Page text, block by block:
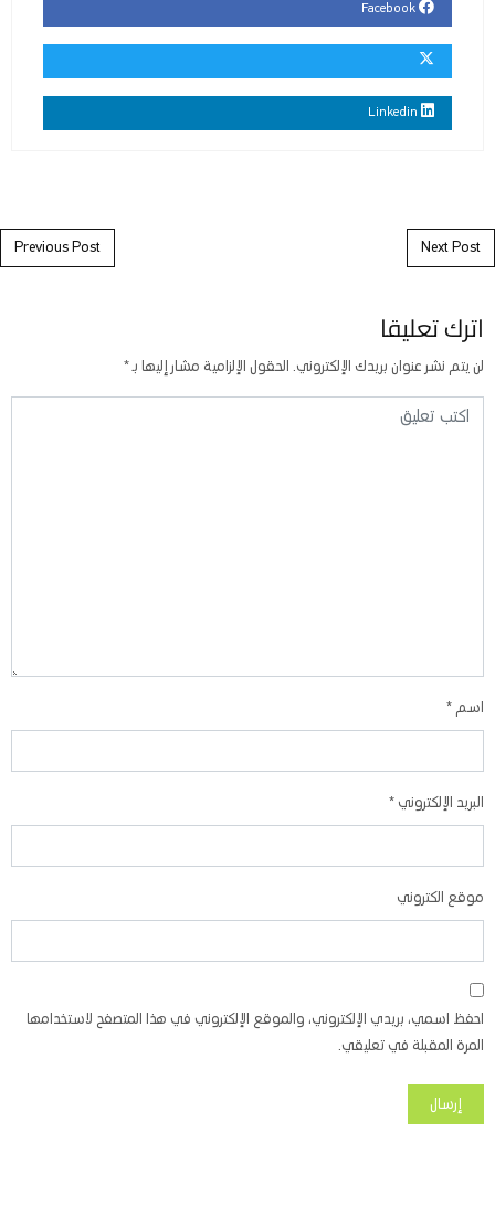
Post navigation
Previous Post Next Post
اترك تعليقا
لن يتم نشر عنوان بريدك الإلكتروني. الحقول الإلزامية مشار إليها بـ *
اسم *
البريد الإلكتروني *
موقع الكتروني
احفظ اسمي، بريدي الإلكتروني، والموقع الإلكتروني في هذا المتصفح لاستخدامها
المرة المقبلة في تعليقي.